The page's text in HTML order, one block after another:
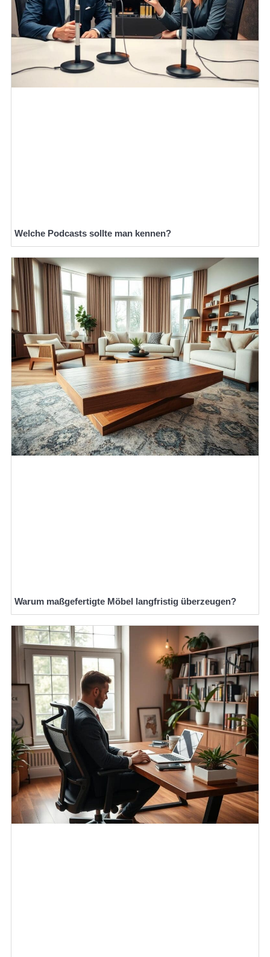
Welche Podcasts sollte man kennen?
Warum maßgefertigte Möbel langfristig überzeugen?